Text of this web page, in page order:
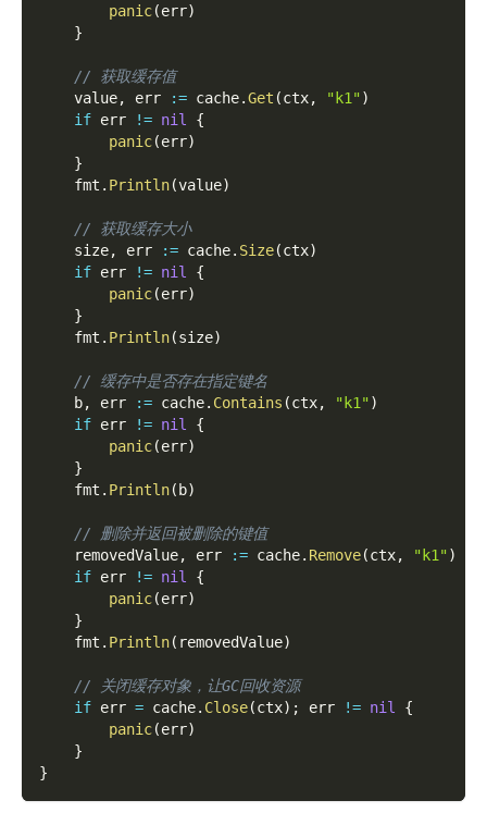
panic(err)
}
// 获取缓存值
    value
, err := cache.Get (ctx, "k1")
if err != nil
{
panic(err)
}
    fmt
. Println(value)
// 获取缓存大小
    size
, err := cache. Size(ctx)
if err != nil
{
panic(err)
}
    fmt
. Println(size)
// 缓存中是否存在指定键名
    b
, err := cache. Contains (ctx, "k1")
if err != nil
{
panic(err)
}
    fmt
. Println( b)
// 删除并返回被删除的键值
    removedValue
, err := cache. Remove(ctx, "k1")
if err != nil
{
panic(err)
}
    fmt
. Println( removedValue)
// 关闭缓存对象，让GC回收资源
if err = cache. Close(ctx) ; err != nil
{
panic(err)
}
}